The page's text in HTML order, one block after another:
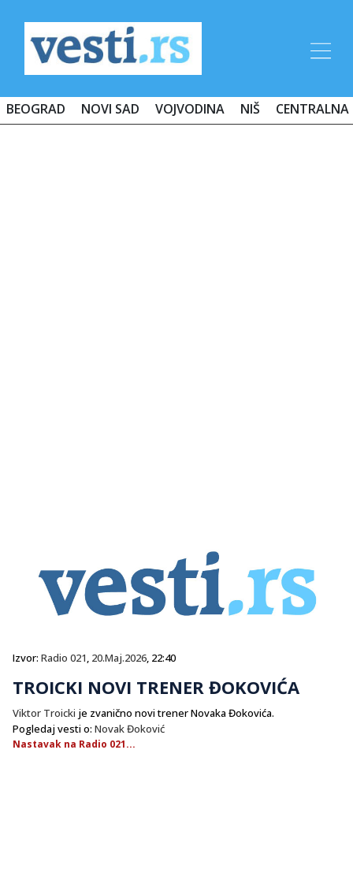
BEOGRAD NOVI SAD VOJVODINA NIŠ CENTRALNA
Izvor: Radio 021, 20.Maj.2026, 22:40
TROICKI NOVI TRENER ĐOKOVIĆA
Viktor Troicki je zvanično novi trener Novaka Đokovića.
Pogledaj vesti o: Novak Đoković
Nastavak na Radio 021...